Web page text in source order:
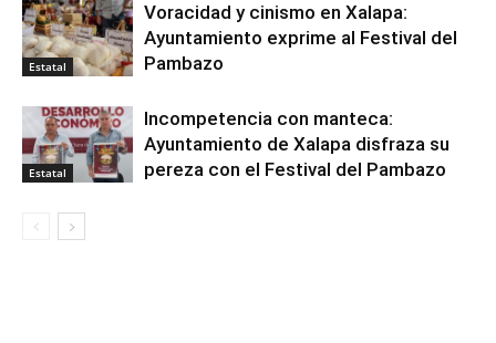
Estatal
Voracidad y cinismo en Xalapa:
Ayuntamiento exprime al Festival del
Pambazo
Estatal
Incompetencia con manteca:
Ayuntamiento de Xalapa disfraza su
pereza con el Festival del Pambazo